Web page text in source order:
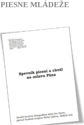
PIESNE MLÁDEŽE